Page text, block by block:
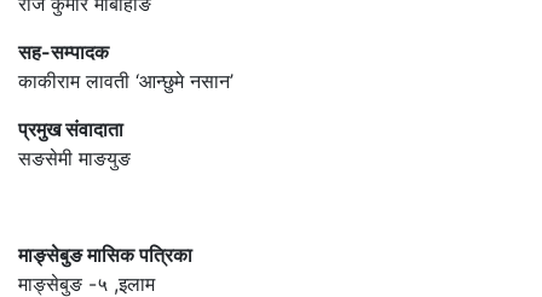
सह-सम्पादक
काकीराम लावती ‘आन्छुमे नसान’
प्रमुख संवादाता
सङसेमी माङयुङ
माङ्सेबुङ मासिक पत्रिका
माङ्सेबुङ -५ ,इलाम